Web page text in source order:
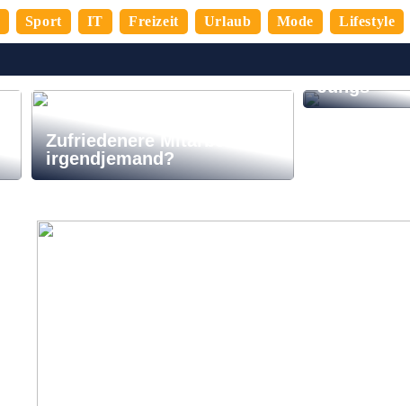
Sport IT Freizeit Urlaub Mode Lifestyle
Zufriedenere Mitarbeiter,
irgendjemand?
Jungs